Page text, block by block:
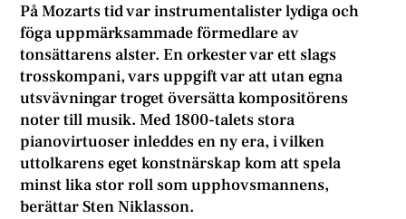
På Mozarts tid var instrumentalister lydiga och
föga uppmärksammade förmedlare av
tonsättarens alster. En orkester var ett slags
trosskompani, vars uppgift var att utan egna
utsvävningar troget översätta kompositörens
noter till musik. Med 1800-talets stora
pianovirtuoser inleddes en ny era, i vilken
uttolkarens eget konstnärskap kom att spela
minst lika stor roll som upphovsmannens,
berättar Sten Niklasson.